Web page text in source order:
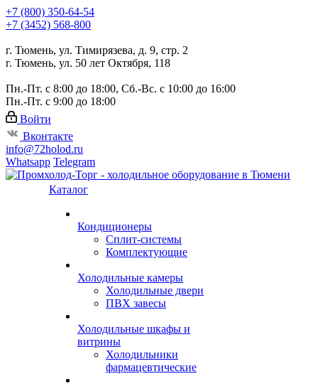
+7 (800) 350-64-54
+7 (3452) 568-800
г. Тюмень, ул. Тимирязева, д. 9, стр. 2
г. Тюмень, ул. 50 лет Октября, 118
Пн.-Пт. с 8:00 до 18:00, Сб.-Вс. с 10:00 до 16:00
Пн.-Пт. с 9:00 до 18:00
Войти
Вконтакте
info@72holod.ru
Whatsapp Telegram
Каталог
Кондиционеры
Сплит-системы
Комплектующие
Холодильные камеры
Холодильные двери
ПВХ завесы
Холодильные шкафы и
витрины
Холодильники
фармацевтические